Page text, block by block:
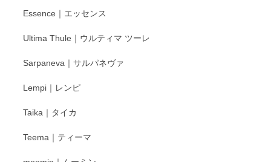
Essence｜エッセンス
Ultima Thule｜ウルティマ ツーレ
Sarpaneva｜サルパネヴァ
Lempi｜レンピ
Taika｜タイカ
Teema｜ティーマ